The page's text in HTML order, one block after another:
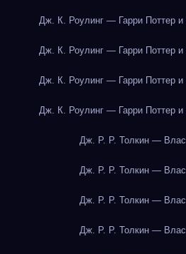
Дж. К. Роулинг — Гарри Поттер
Дж. К. Роулинг — Гарри Поттер
Дж. К. Роулинг — Гарри Поттер
Дж. К. Роулинг — Гарри Поттер
Дж. Р. Р. Толкин —
Дж. Р. Р. Толкин —
Дж. Р. Р. Толкин —
Дж. Р. Р. Толкин —